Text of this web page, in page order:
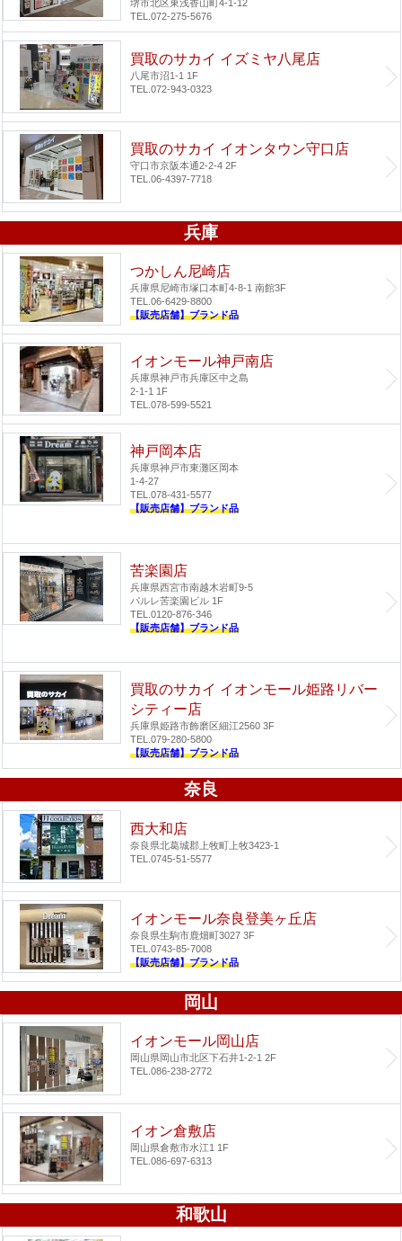
堺市北区東浅香山町4-1-12
TEL.072-275-5676
買取のサカイ イズミヤ八尾店
八尾市沼1-1 1F
TEL.072-943-0323
買取のサカイ イオンタウン守口店
守口市京阪本通2-2-4 2F
TEL.06-4397-7718
兵庫
つかしん尼崎店
兵庫県尼崎市塚口本町4-8-1 南館3F
TEL.06-6429-8800
【販売店舗】ブランド品
イオンモール神戸南店
兵庫県神戸市兵庫区中之島
2-1-1 1F
TEL.078-599-5521
神戸岡本店
兵庫県神戸市東灘区岡本
1-4-27
TEL.078-431-5577
【販売店舗】ブランド品
苦楽園店
兵庫県西宮市南越木岩町9-5
パルレ苦楽園ビル 1F
TEL.0120-876-346
【販売店舗】ブランド品
買取のサカイ イオンモール姫路リバー
シティー店
兵庫県姫路市飾磨区細江2560 3F
TEL.079-280-5800
【販売店舗】ブランド品
奈良
西大和店
奈良県北葛城郡上牧町上牧3423-1
TEL.0745-51-5577
イオンモール奈良登美ヶ丘店
奈良県生駒市鹿畑町3027 3F
TEL.0743-85-7008
【販売店舗】ブランド品
岡山
イオンモール岡山店
岡山県岡山市北区下石井1-2-1 2F
TEL.086-238-2772
イオン倉敷店
岡山県倉敷市水江1 1F
TEL.086-697-6313
和歌山